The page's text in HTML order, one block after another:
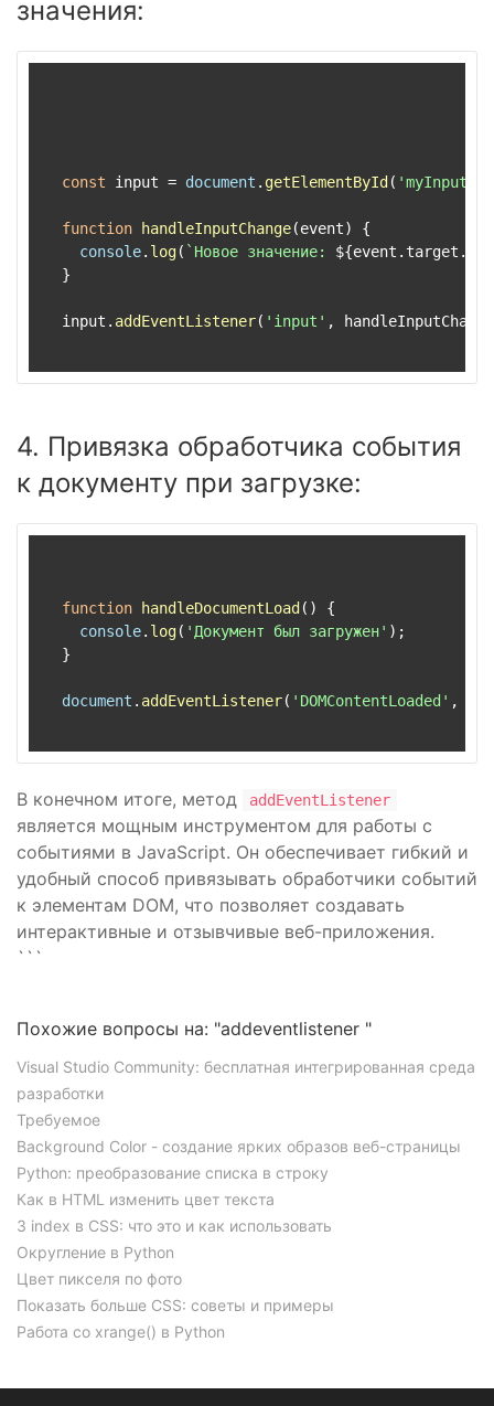
значения:
const input = document . getElementById ( 'myInput'
function handleInputChange(event) {
console. log( `Новое значение:
  }
  input.
addEventListener( 'input' ,
4. Привязка обработчика события
к документу при загрузке:
function handleDocumentLoad ( ) {
console. log( 'Документ был загружен' );
  }
document . addEventListener( 'DOMContentLoaded' ,
В конечном итоге, метод addEventListener
является мощным инструментом для работы с
событиями в JavaScript. Он обеспечивает гибкий и
удобный способ привязывать обработчики событий
к элементам DOM, что позволяет создавать
интерактивные и отзывчивые веб-приложения.
```
Похожие вопросы на: "addeventlistener "
Visual Studio Community: бесплатная интегрированная среда
разработки
Требуемое
Background Color - создание ярких образов веб-страницы
Python: преобразование списка в строку
Как в HTML изменить цвет текста
З index в CSS: что это и как использовать
Округление в Python
Цвет пикселя по фото
Показать больше CSS: советы и примеры
Работа со xrange() в Python